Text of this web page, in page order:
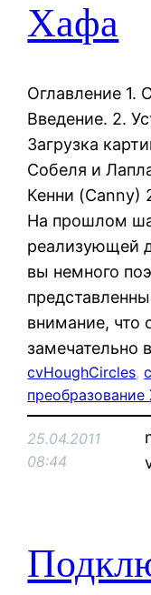
Хафа
Оглавление 1.
Введение. 2.
Загрузка
Собеля и
Кенни (Canny)
На прошлом
реализующей
вы немного
внимание, что
замечательно
cvHoughCircles,
преобразование
25.04.2011
08:44